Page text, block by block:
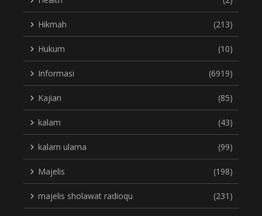
Hikmah (213)
Hukum (10)
Informasi (6919)
Kajian (85)
kalam (43)
kalam ulama (99)
Majelis (198)
majelis sholawat radioqu (231)